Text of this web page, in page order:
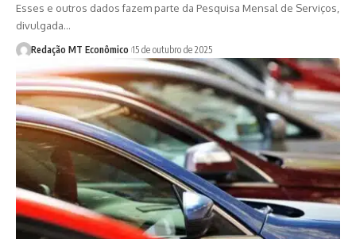
Esses e outros dados fazem parte da Pesquisa Mensal de Serviços,
divulgada…
Redação MT Econômico 15 de outubro de 2025